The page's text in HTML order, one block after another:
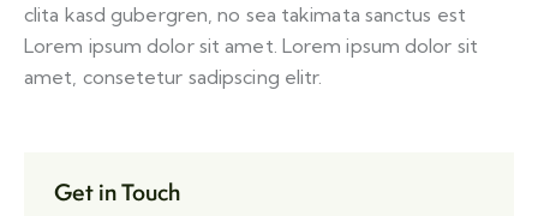
clita kasd gubergren, no sea takimata sanctus est
Lorem ipsum dolor sit amet. Lorem ipsum dolor sit
amet, consetetur sadipscing elitr.
Get in Touch